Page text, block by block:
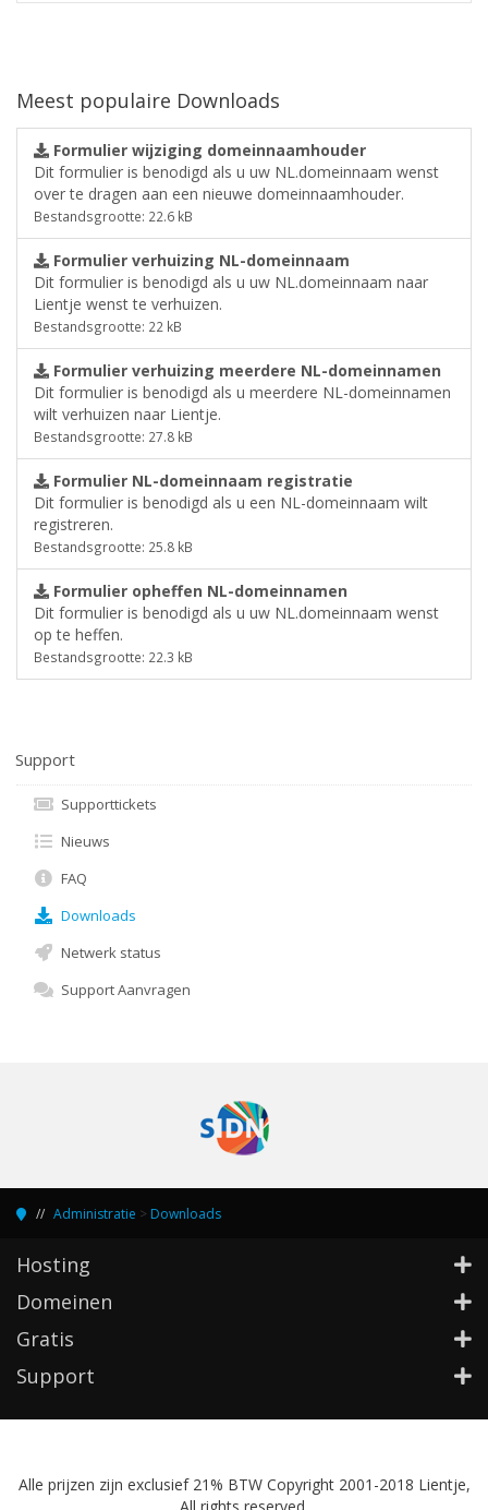
Meest populaire Downloads
Formulier wijziging domeinnaamhouder
Dit formulier is benodigd als u uw NL.domeinnaam wenst
over te dragen aan een nieuwe domeinnaamhouder.
Bestandsgrootte: 22.6 kB
Formulier verhuizing NL-domeinnaam
Dit formulier is benodigd als u uw NL.domeinnaam naar
Lientje wenst te verhuizen.
Bestandsgrootte: 22 kB
Formulier verhuizing meerdere NL-domeinnamen
Dit formulier is benodigd als u meerdere NL-domeinnamen
wilt verhuizen naar Lientje.
Bestandsgrootte: 27.8 kB
Formulier NL-domeinnaam registratie
Dit formulier is benodigd als u een NL-domeinnaam wilt
registreren.
Bestandsgrootte: 25.8 kB
Formulier opheffen NL-domeinnamen
Dit formulier is benodigd als u uw NL.domeinnaam wenst
op te heffen.
Bestandsgrootte: 22.3 kB
Support
Supporttickets
Nieuws
FAQ
Downloads
Netwerk status
Support Aanvragen
Administratie > Downloads
Hosting
Domeinen
Gratis
Support
Alle prijzen zijn exclusief 21% BTW Copyright 2001-2018 Lientje,